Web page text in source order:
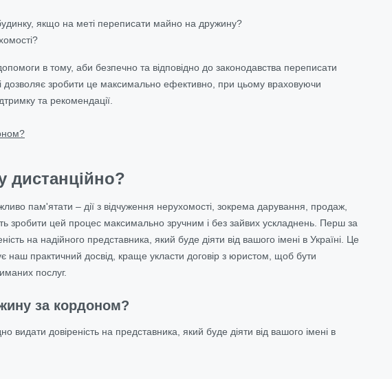
якщо на меті переписати майно на дружину?
в тому, аби безпечно та відповідно до законодавства переписати
зробити це максимально ефективно, при цьому враховуючи
та рекомендації.
дистанційно?
пам'ятати – дії з відчуження нерухомості, зокрема дарування, продаж,
зробити цей процес максимально зручним і без зайвих ускладнень. Перш за
на надійного представника, який буде діяти від вашого імені в Україні. Це
практичний досвід, краще укласти договір з юристом, щоб бути
послуг.
за кордоном?
довіреність на представника, який буде діяти від вашого імені в